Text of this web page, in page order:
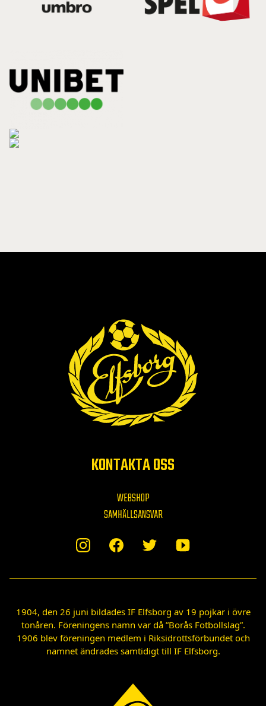
KONTAKTA OSS
WEBSHOP
SAMHÄLLSANSVAR
1904, den 26 juni bildades IF Elfsborg av 19 pojkar i övre
tonåren. Föreningens namn var då ”Borås Fotbollslag”.
1906 blev föreningen medlem i Riksidrottsförbundet och
namnet ändrades samtidigt till IF Elfsborg.